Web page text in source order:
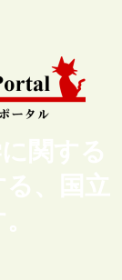
関する
、国立